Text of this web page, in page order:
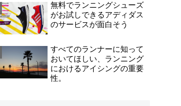
無料でランニングシューズ
がお試しできるアディダス
のサービスが面白そう
すべてのランナーに知って
おいてほしい、ランニング
におけるアイシングの重要
性。